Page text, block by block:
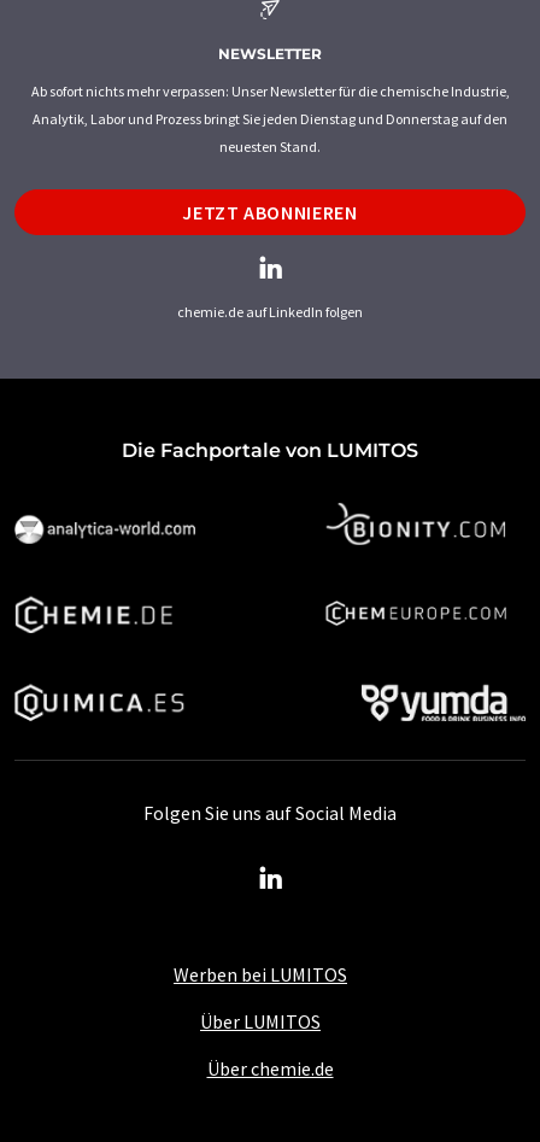
NEWSLETTER
Ab sofort nichts mehr verpassen: Unser Newsletter für die chemische Industrie,
Analytik, Labor und Prozess bringt Sie jeden Dienstag und Donnerstag auf den
neuesten Stand.
JETZT ABONNIEREN
chemie.de auf LinkedIn folgen
Die Fachportale von LUMITOS
Werben bei LUMITOS
Über LUMITOS
Über chemie.de
Folgen Sie uns auf Social Media